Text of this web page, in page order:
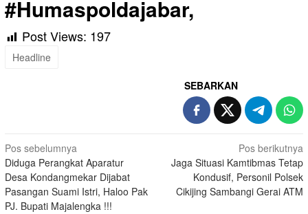
#Humaspoldajabar,
Post Views: 197
Headline
SEBARKAN
Navigasi
pos
Pos sebelumnya
Diduga Perangkat Aparatur
Desa Kondangmekar Dijabat
Pasangan Suami Istri, Haloo Pak
PJ. Bupati Majalengka !!!
Pos berikutnya
Jaga Situasi Kamtibmas Tetap
Kondusif, Personil Polsek
Cikijing Sambangi Gerai ATM